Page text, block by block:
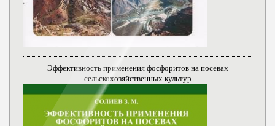
Эффективность применения фосфоритов на посевах
сельскохозяйственных культур